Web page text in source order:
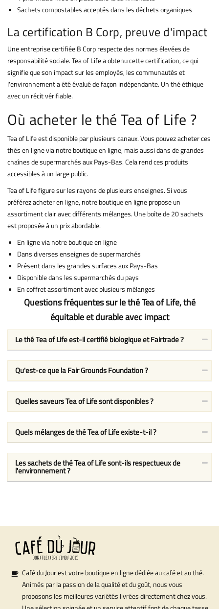
Sachets compostables acceptés dans les déchets organiques
La certification B Corp, preuve d'impact
Une entreprise certifiée B Corp respecte des normes élevées de
responsabilité sociale. Tea of Life a obtenu cette certification, ce qui
signifie que son impact sur les employés, les communautés et
l'environnement a été évalué de façon indépendante. Un thé éthique
avec un récit vérifiable.
Où acheter le thé Tea of Life ?
Tea of Life est disponible par plusieurs canaux. Vous pouvez acheter ces
thés en ligne via notre boutique en ligne, mais aussi dans de grandes
chaînes de supermarchés aux Pays-Bas. Cela rend ces produits
accessibles à un large public.
Tea of Life figure sur les rayons de plusieurs enseignes. Si vous
préférez acheter en ligne, notre boutique en ligne propose un
assortiment clair avec différents mélanges. Une boîte de 20 sachets
est proposée à un prix abordable.
En ligne via notre boutique en ligne
Dans diverses enseignes de supermarchés
Présent dans les grandes surfaces aux Pays-Bas
Disponible dans les supermarchés du pays
En coffret assortiment avec plusieurs mélanges
Questions fréquentes sur le thé Tea of Life, thé
équitable et durable avec impact
Le thé Tea of Life est-il certifié biologique et Fairtrade ?
Qu'est-ce que la Fair Grounds Foundation ?
Quelles saveurs Tea of Life sont disponibles ?
Quels mélanges de thé Tea of Life existe-t-il ?
Les sachets de thé Tea of Life sont-ils respectueux de
l'environnement ?
Café du Jour est votre boutique en ligne dédiée au café et au thé.
Animés par la passion de la qualité et du goût, nous vous
proposons les meilleures variétés livrées directement chez vous.